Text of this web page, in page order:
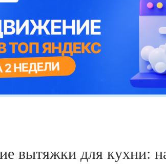
Электропроводка на
Что представляет
Школа ремонта кухни
Черно-белая кухня –
Электрические
Фасады для кухни
сотворят чудеса
Шьем шторы на кухню
Чем отмыть жир на
Цветовая гамма
вытяжки для кухни: